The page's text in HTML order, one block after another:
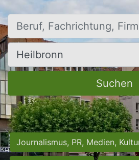
Beruf, Fachrichtung, Firma
Ort, Stadt
Suchen
Journalismus, PR, Medien,